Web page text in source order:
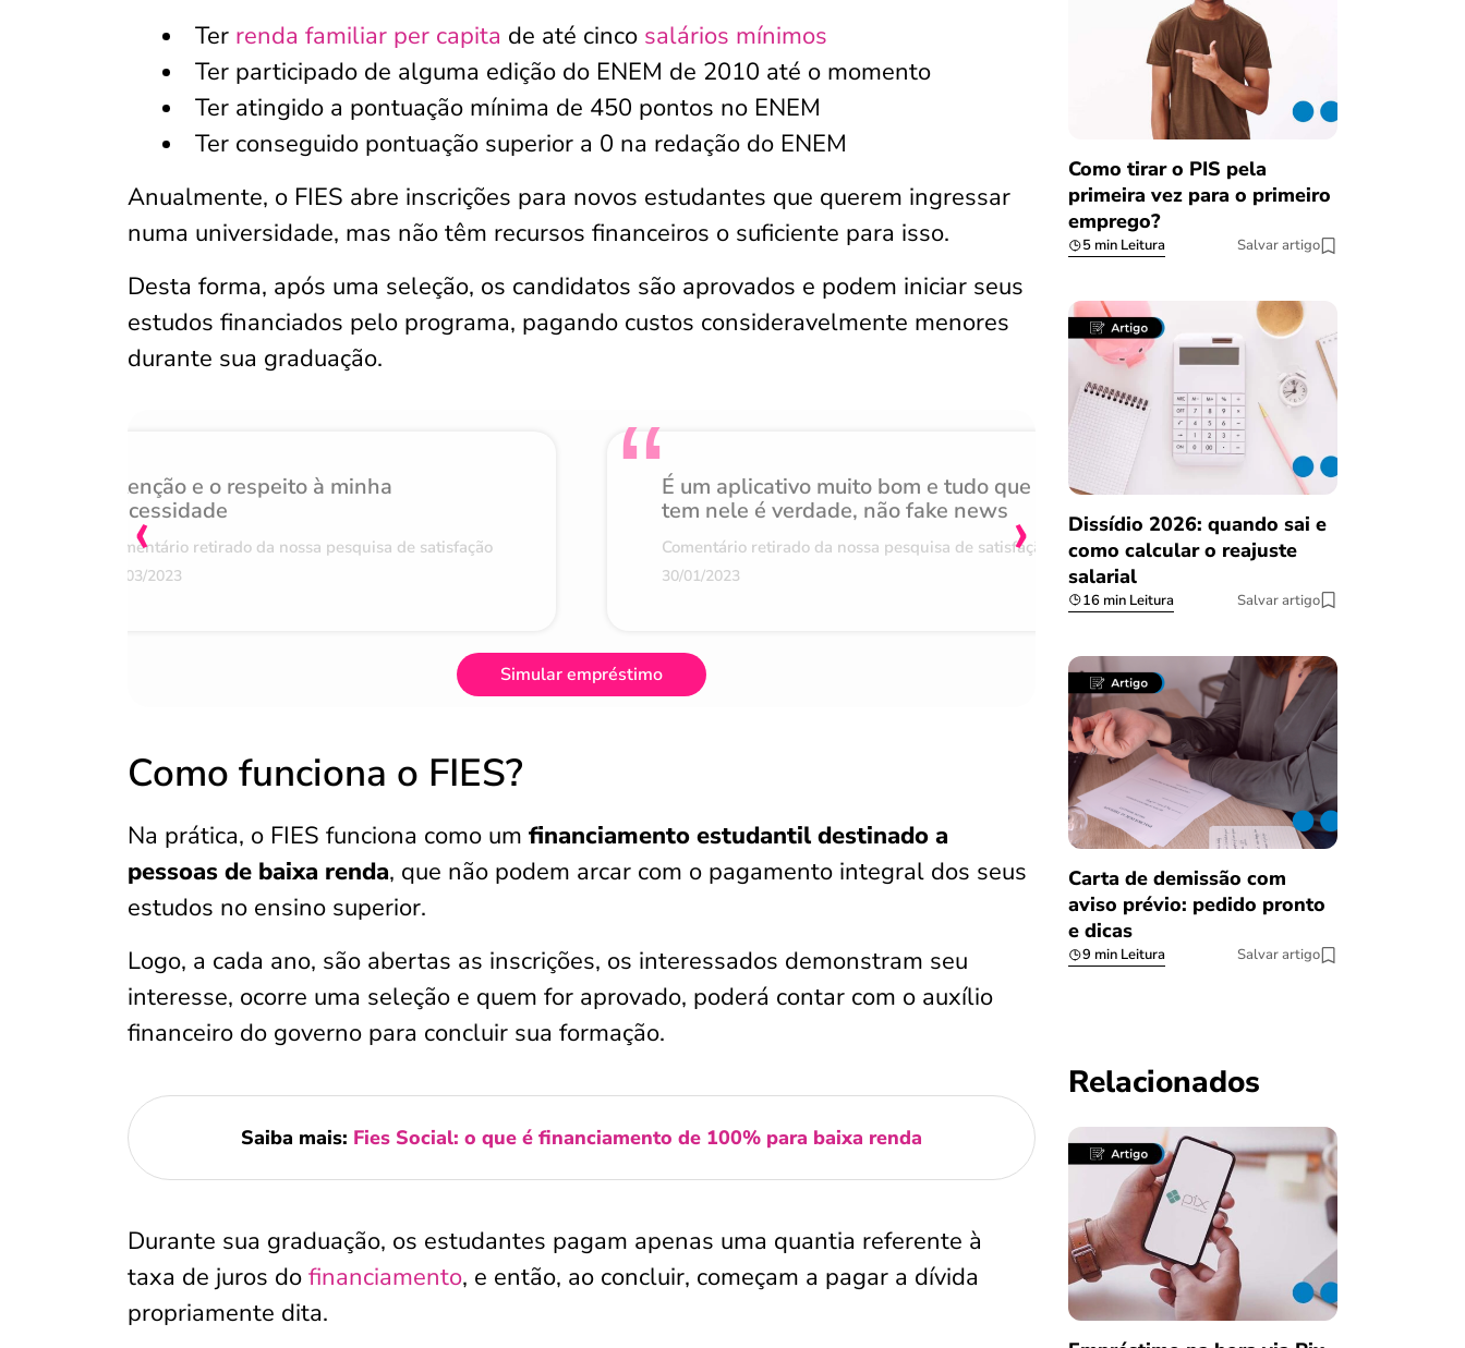
Ter renda familiar per capita de até cinco salários mínimos
Ter participado de alguma edição do ENEM de 2010 até o momento
Ter atingido a pontuação mínima de 450 pontos no ENEM
Ter conseguido pontuação superior a 0 na redação do ENEM
Anualmente, o FIES abre inscrições para novos estudantes que querem ingressar
numa universidade, mas não têm recursos financeiros o suficiente para isso.
Desta forma, após uma seleção, os candidatos são aprovados e podem iniciar seus
estudos financiados pelo programa, pagando custos consideravelmente menores
durante sua graduação.
Atenção e o respeito à minha
necessidade
Comentário retirado da nossa pesquisa de satisfação
07/03/2023
É um aplicativo muito bom e tudo que
tem nele é verdade, não fake news
Comentário retirado da nossa pesquisa de satisfação
30/01/2023
Achei muito rápido,
burocracia
Comentário retirado da nossa
‹ ›
Simular empréstimo
Como funciona o FIES?
Na prática, o FIES funciona como um financiamento estudantil destinado a
pessoas de baixa renda, que não podem arcar com o pagamento integral dos seus
estudos no ensino superior.
Logo, a cada ano, são abertas as inscrições, os interessados demonstram seu
interesse, ocorre uma seleção e quem for aprovado, poderá contar com o auxílio
financeiro do governo para concluir sua formação.
Saiba mais: Fies Social: o que é financiamento de 100% para baixa renda
Durante sua graduação, os estudantes pagam apenas uma quantia referente à
taxa de juros do financiamento, e então, ao concluir, começam a pagar a dívida
propriamente dita.
Como tirar o PIS pela
primeira vez para o primeiro
emprego?
5 min Leitura Salvar artigo
Dissídio 2026: quando sai e
como calcular o reajuste
salarial
16 min Leitura Salvar artigo
Carta de demissão com
aviso prévio: pedido pronto
e dicas
9 min Leitura Salvar artigo
Relacionados